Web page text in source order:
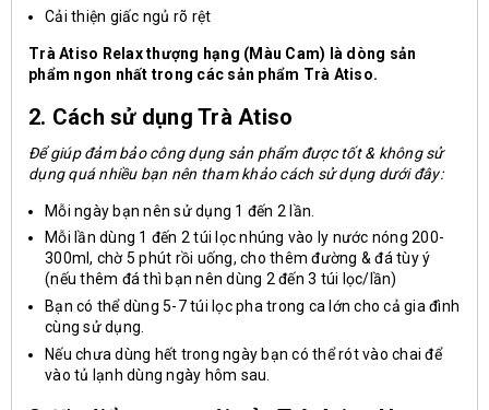
Cải thiện giấc ngủ rõ rệt
Trà Atiso Relax thượng hạng (Màu Cam) là dòng sản
phẩm ngon nhất trong các sản phẩm Trà Atiso.
2. Cách sử dụng Trà Atiso
Để giúp đảm bảocông dụngsản phẩm được tốt & không sử
dụng quá nhiều bạn nên tham khảo cách sử dụng dưới đây:
Mỗi ngày bạn nên sử dụng 1 đến 2 lần.
Mỗi lần dùng 1 đến 2 túi lọc nhúng vào ly nước nóng 200-
300ml, chờ 5 phút rồi uống, cho thêm đường & đá tùy ý
(nếu thêm đá thì bạn nên dùng 2 đến 3 túi lọc/lần)
Bạn có thể dùng 5-7 túi lọc pha trong ca lớn cho cả gia đình
cùng sử dụng.
Nếu chưa dùng hết trong ngày bạn có thể rót vào chai để
vào tủ lạnh dùng ngày hôm sau.